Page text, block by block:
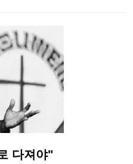
다져야"